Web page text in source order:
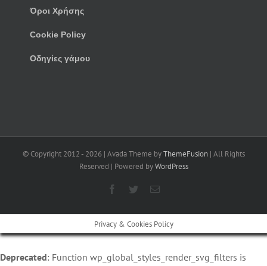
Όροι Χρήσης
Cookie Policy
Οδηγίες γάμου
© Copyright 2012 - 2026 | Avada Theme byThemeFusion| All Rights
Reserved | Powered byWordPress
Facebook
TwitterEmail
Privacy & Cookies Policy
Deprecated: Function wp_global_styles_render_svg_filters is